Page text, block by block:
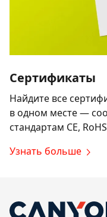
Сертификаты
Найдите все
в одном месте —
стандартам CE,
Узнать больше